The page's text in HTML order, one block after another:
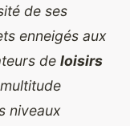
de ses
enneigés aux
de loisirs
niveaux